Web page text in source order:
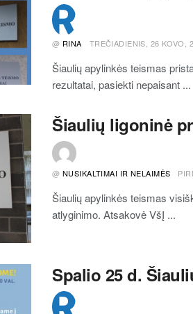
@ RINA TREČIADIENIS, 26 KOVO,
Šiaulių apylinkės teismas
rezultatai, pasiekti nepaisant ...
Šiaulių ligoninė
@ NUSIKALTIMAI IR NELAIMĖS
Šiaulių apylinkės teismas
atlyginimo. Atsakovė VšĮ ...
Spalio 25 d.